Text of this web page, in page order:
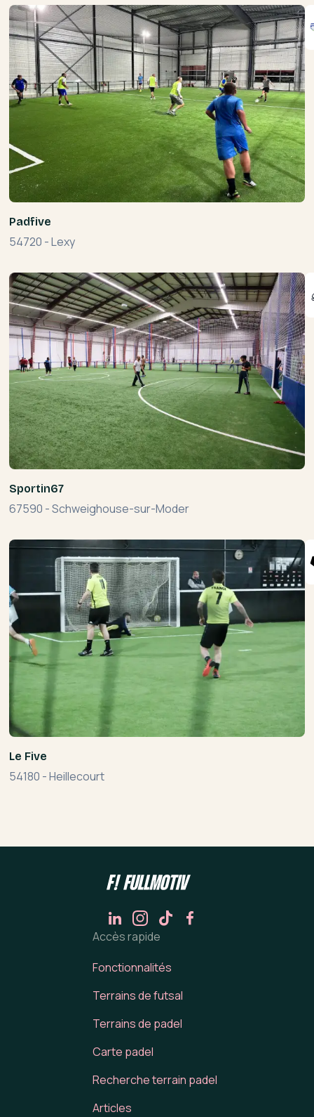
Padfive
54720 -Lexy
Sportin67
67590 -Schweighouse-sur-Moder
Le Five
54180 -Heillecourt
Accès rapide
Fonctionnalités
Terrains de futsal
Terrains de padel
Carte padel
Recherche terrain padel
Articles